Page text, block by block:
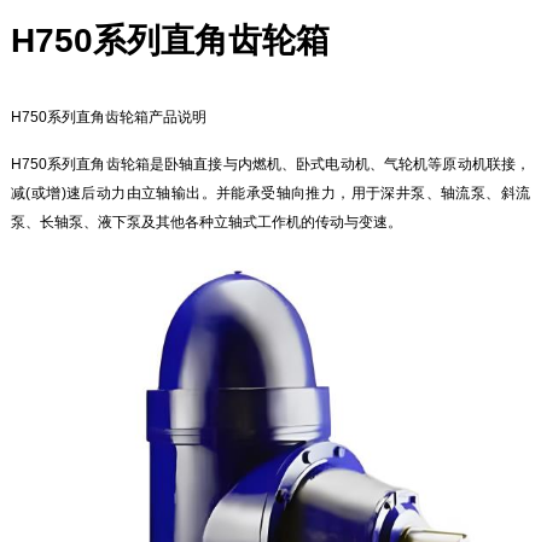
H750系列直角齿轮箱
H750系列直角齿轮箱产品说明
H750系列直角齿轮箱是卧轴直接与内燃机、卧式电动机、气轮机等原动机联接，
减(或增)速后动力由立轴输出。并能承受轴向推力，用于深井泵、轴流泵、斜流
泵、长轴泵、液下泵及其他各种立轴式工作机的传动与变速。